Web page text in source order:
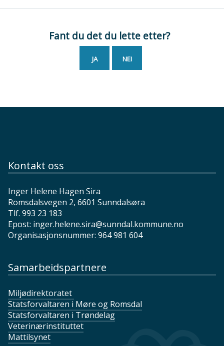
Fant du det du lette etter?
JA NEI
Kontakt oss
Inger Helene Hagen Sira
Romsdalsvegen 2, 6601 Sunndalsøra
Tlf. 993 23 183
Epost: inger.helene.sira@sunndal.kommune.no
Organisasjonsnummer: 964 981 604
Samarbeidspartnere
Miljødirektoratet
Statsforvaltaren i Møre og Romsdal
Statsforvaltaren i Trøndelag
Veterinærinstituttet
Mattilsynet